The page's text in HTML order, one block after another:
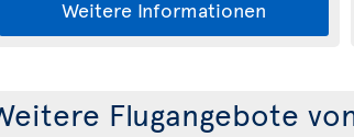
Weitere Informationen
Flugangebote